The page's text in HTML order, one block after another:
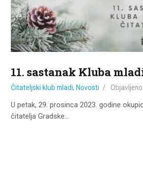
11. sastanak Kluba
Čitateljski klub mladi, Novosti Objavljeno
U petak, 29. prosinca 2023. godine
čitatelja Gradske…